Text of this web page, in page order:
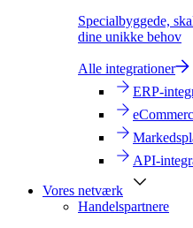
Specialbyggede,
dine unikke behov
Alle integrationer
ERP-
API-
Vores netværk
Handelspartnere